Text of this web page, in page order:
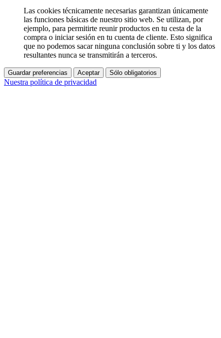
Las cookies técnicamente necesarias garantizan únicamente
las funciones básicas de nuestro sitio web. Se utilizan, por
ejemplo, para permitirte reunir productos en tu cesta de la
compra o iniciar sesión en tu cuenta de cliente. Esto significa
que no podemos sacar ninguna conclusión sobre ti y los datos
resultantes nunca se transmitirán a terceros.
Guardar preferencias Aceptar Sólo obligatorios
Nuestra política de privacidad